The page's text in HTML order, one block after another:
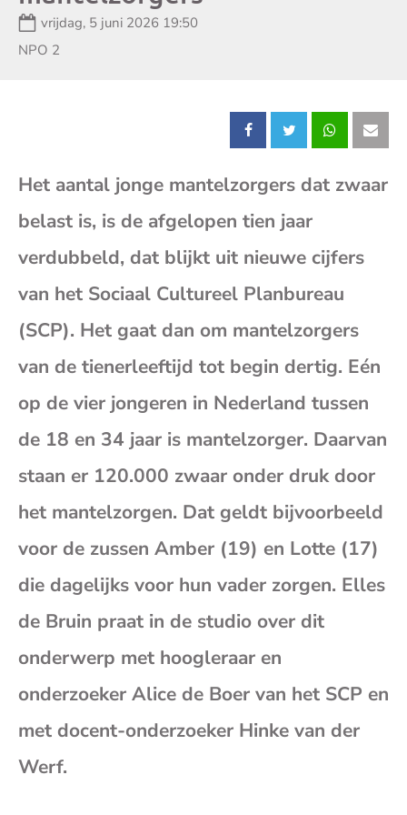
Datum:
vrijdag, 5 juni 2026 19:50
Zender:
NPO 2
Deel
dit
bericht
op
Facebook
Deel
dit
op
X
Deel
dit
op
dit
Het aantal jonge mantelzorgers dat zwaar
belast is, is de afgelopen tien jaar
verdubbeld, dat blijkt uit nieuwe cijfers
van het Sociaal Cultureel Planbureau
(SCP). Het gaat dan om mantelzorgers
van de tienerleeftijd tot begin dertig. Eén
op de vier jongeren in Nederland tussen
de 18 en 34 jaar is mantelzorger. Daarvan
staan er 120.000 zwaar onder druk door
het mantelzorgen. Dat geldt bijvoorbeeld
voor de zussen Amber (19) en Lotte (17)
die dagelijks voor hun vader zorgen. Elles
de Bruin praat in de studio over dit
onderwerp met hoogleraar en
onderzoeker Alice de Boer van het SCP en
met docent-onderzoeker Hinke van der
Werf.